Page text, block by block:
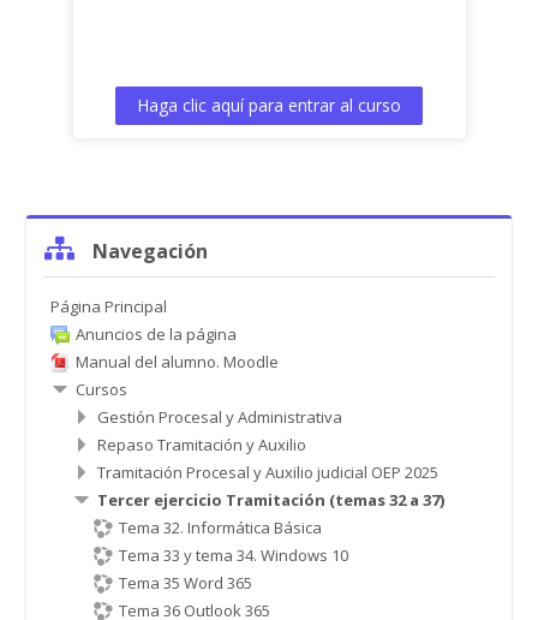
Haga clic aquí para entrar al curso
NavegaciónNavegación
Página Principal
Anuncios de la página
Manual del alumno. Moodle
Cursos
Gestión Procesal y Administrativa
Repaso Tramitación y Auxilio
Tramitación Procesal y Auxilio judicial OEP 2025
Tercer ejercicio Tramitación (temas 32 a 37)
Tema 32. Informática Básica
Tema 33 y tema 34. Windows 10
Tema 35 Word 365
Tema 36 Outlook 365